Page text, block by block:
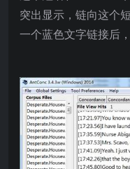
突出显示，链向这个
一个蓝色文字链接后